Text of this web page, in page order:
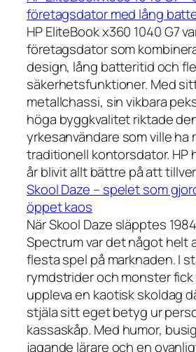
företagsdator med lång
HP EliteBook x360 1040 G7
företagsdator som
design, lång batteritid och
säkerhetsfunktioner. Med
metallchassi, sin vikbara
höga byggkvalitet riktade
yrkesanvändare som ville ha
traditionell kontorsdator. HP
år blivit allt bättre på att
Skool Daze – spelet som
öppet kaos
När Skool Daze släpptes
Spectrum var det något helt
flesta spel på marknaden. I
rymdstrider och monster
uppleva en kaotisk skoldag
stjäla sitt eget betyg ur
kassaskåp. Med humor,
jagande lärare och en